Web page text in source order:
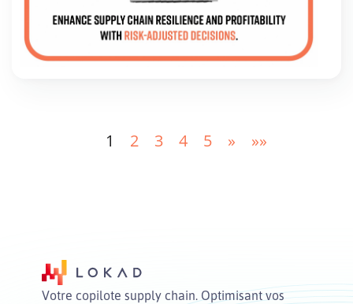
1 2 3 4 5 » »»
Votre copilote supply chain. Optimisant vos